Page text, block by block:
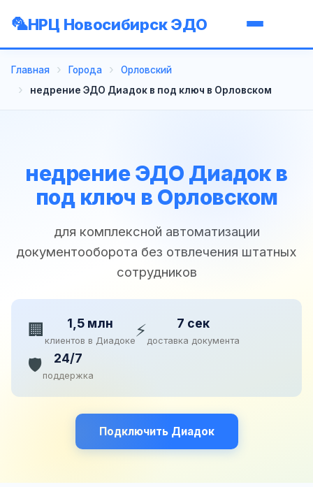
НРЦ Новосибирск ЭДО
Главная Города
Орловский
недрение ЭДО Диадок в под ключ в Орловском
недрение ЭДО Диадок в
под ключ в Орловском
для комплексной автоматизации
документооборота без отвлечения штатных
сотрудников
🏢 1,5 млн
клиентов в Диадоке⚡ 7 сек
доставка документа
🛡️ 24/7
поддержка
Подключить Диадок